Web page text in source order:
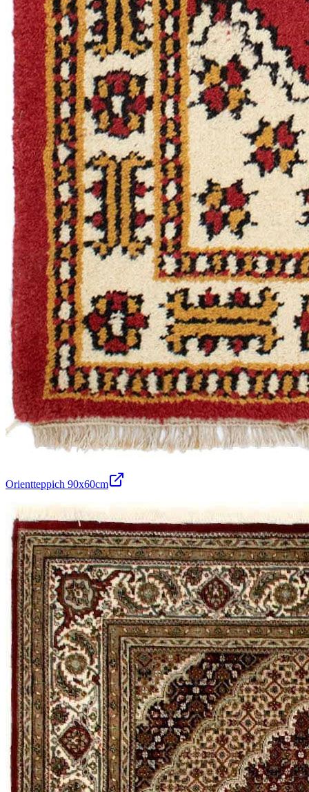
Orientteppich 90x60cm